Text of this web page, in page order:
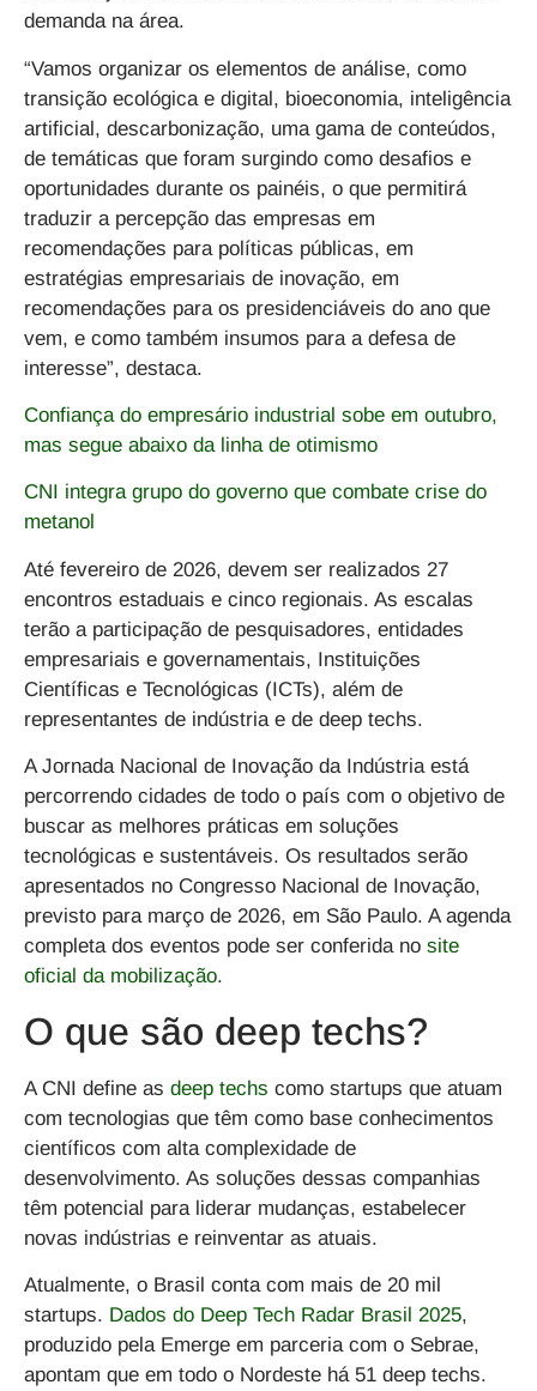
demanda na área.
“Vamos organizar os elementos de análise, como
transição ecológica e digital, bioeconomia, inteligência
artificial, descarbonização, uma gama de conteúdos,
de temáticas que foram surgindo como desafios e
oportunidades durante os painéis, o que permitirá
traduzir a percepção das empresas em
recomendações para políticas públicas, em
estratégias empresariais de inovação, em
recomendações para os presidenciáveis do ano que
vem, e como também insumos para a defesa de
interesse”, destaca.
Confiança do empresário industrial sobe em outubro,
mas segue abaixo da linha de otimismo
CNI integra grupo do governo que combate crise do
metanol
Até fevereiro de 2026, devem ser realizados 27
encontros estaduais e cinco regionais. As escalas
terão a participação de pesquisadores, entidades
empresariais e governamentais, Instituições
Científicas e Tecnológicas (ICTs), além de
representantes de indústria e de deep techs.
A Jornada Nacional de Inovação da Indústria está
percorrendo cidades de todo o país com o objetivo de
buscar as melhores práticas em soluções
tecnológicas e sustentáveis. Os resultados serão
apresentados no Congresso Nacional de Inovação,
previsto para março de 2026, em São Paulo. A agenda
completa dos eventos pode ser conferida no site
oficial da mobilização.
O que são deep techs?
A CNI define as deep techs como startups que atuam
com tecnologias que têm como base conhecimentos
científicos com alta complexidade de
desenvolvimento. As soluções dessas companhias
têm potencial para liderar mudanças, estabelecer
novas indústrias e reinventar as atuais.
Atualmente, o Brasil conta com mais de 20 mil
startups. Dados do Deep Tech Radar Brasil 2025,
produzido pela Emerge em parceria com o Sebrae,
apontam que em todo o Nordeste há 51 deep techs.